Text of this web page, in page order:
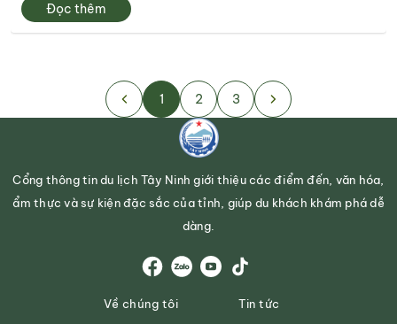
Đọc thêm
1 2 3
Cổng thông tin du lịch Tây Ninh giới thiệu các điểm đến, văn hóa,
ẩm thực và sự kiện đặc sắc của tỉnh, giúp du khách khám phá dễ
dàng.
Về chúng tôi Tin tức